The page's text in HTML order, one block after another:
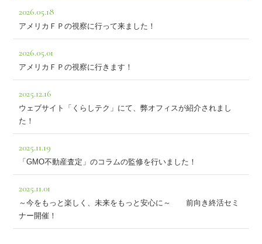
2026.05.18
アメリカＦＰの視察に行って来ました！
2026.05.01
アメリカＦＰの視察に行きます！
2025.12.16
ウェブサイト「くらしテク」にて、弊オフィスが紹介されまし
た！
2025.11.19
「GMO不動産査定」のコラムの監修を行いました！
2025.11.01
～今をもっと楽しく、未来をもっと安心に～ 前向き終活セミ
ナー開催！